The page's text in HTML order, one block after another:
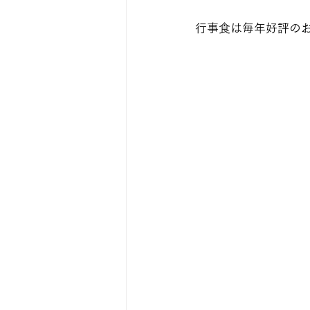
行事食は毎年好評の